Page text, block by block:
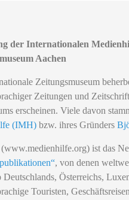
der Internationalen
Aachen
Zeitungsmuseum
Zeitungen und
erscheinen. Viele davon
(IMH) bzw. ihres Gründers
ist das
, von denen
Deutschlands, Österreichs,
Touristen,